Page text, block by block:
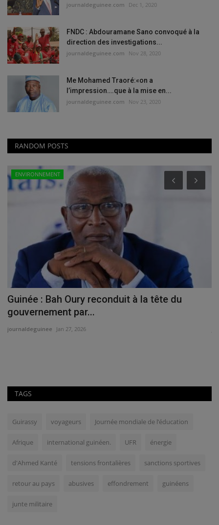
journaldeguinee.com Dec 1, 2020
FNDC : Abdouramane Sano convoqué à la
direction des investigations...
journaldeguinee.com Nov 28, 2020
Me Mohamed Traoré:«on a
l’impression….que à la mise en...
journaldeguinee.com Nov 23, 2020
RANDOM POSTS
ENVIRONNEMENT
Guinée : Bah Oury reconduit à la tête du
gouvernement par...
journaldeguinee Jan 27, 2026
TAGS
Guirassy voyageurs Journée mondiale de l’éducation
Afrique international guinéen. UFR énergie
d'Ahmed Kanté tensions frontalières sanctions sportives
retour au pays abusives effondrement guinéens
junte militaire